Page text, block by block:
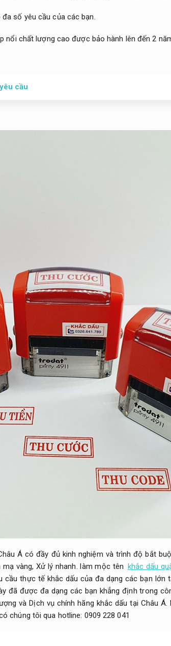
đa số yêu cầu của các bạn.
nổi chất lượng cao được bảo hành lên đến 2
cầu
Á có đầy đủ kinh nghiệm và trình độ bắt
mạ vàng,Xử lý nhanh. làm mộc tên khắc dấu
cầu thực tế khắc dấu của đa dạng các bạn lớn
đã được đa dạng các bạn khẳng định trong
và Dịch vụ chính hãng khắc dấu tại Châu
chúng tôi qua hotline: 0909 228 041